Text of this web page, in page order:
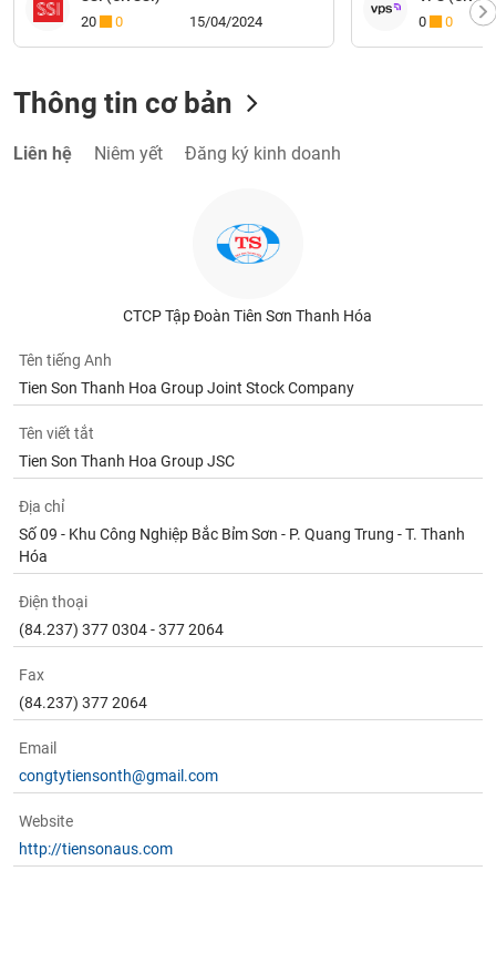
20
0 15/04/2024
0
0
Thông tin cơ bản
Liên hệ Niêm yết Đăng ký kinh doanh
CTCP Tập Đoàn Tiên Sơn Thanh Hóa
Tên tiếng Anh
Tien Son Thanh Hoa Group Joint Stock Company
Tên viết tắt
Tien Son Thanh Hoa Group JSC
Địa chỉ
Số 09 - Khu Công Nghiệp Bắc Bỉm Sơn - P. Quang Trung - T. Thanh
Hóa
Điện thoại
(84.237) 377 0304 - 377 2064
Fax
(84.237) 377 2064
Email
congtytiensonth@gmail.com
Website
http://tiensonaus.com